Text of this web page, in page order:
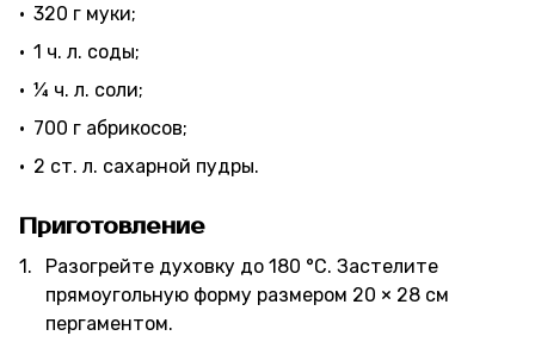
320 г муки;
1 ч. л. соды;
¼ ч. л. соли;
700 г абрикосов;
2 ст. л. сахарной пудры.
Приготовление
Разогрейте духовку до 180 °C. Застелите
прямоугольную форму размером 20 × 28 см
пергаментом.